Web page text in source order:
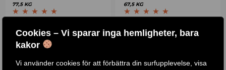
Cookies – Vi sparar inga hemligheter, bara
kakor
Vi använder cookies för att förbättra din surfupplevelse, visa
77,5 KG
av 5
KÖP PRODUKT
67,5 KG
av 5